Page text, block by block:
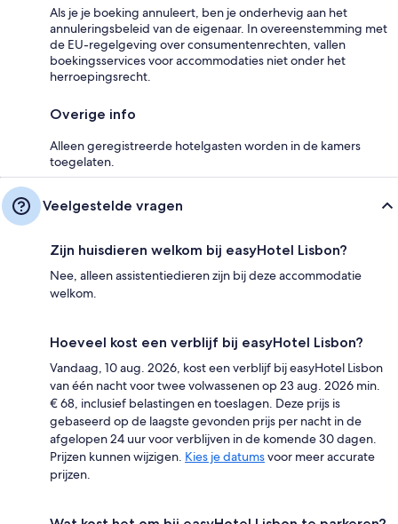
Als je je boeking annuleert, ben je onderhevig aan het
annuleringsbeleid van de eigenaar. In overeenstemming met
de EU-regelgeving over consumentenrechten, vallen
boekingsservices voor accommodaties niet onder het
herroepingsrecht.
Overige info
Alleen geregistreerde hotelgasten worden in de kamers
toegelaten.
Veelgestelde vragen
Zijn huisdieren welkom bij easyHotel Lisbon?
Nee, alleen assistentiedieren zijn bij deze accommodatie
welkom.
Hoeveel kost een verblijf bij easyHotel Lisbon?
Vandaag, 10 aug. 2026, kost een verblijf bij easyHotel Lisbon
van één nacht voor twee volwassenen op 23 aug. 2026 min.
€ 68, inclusief belastingen en toeslagen. Deze prijs is
gebaseerd op de laagste gevonden prijs per nacht in de
afgelopen 24 uur voor verblijven in de komende 30 dagen.
Prijzen kunnen wijzigen. Kies je datumsvoor meer accurate
prijzen.